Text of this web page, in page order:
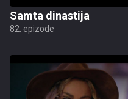
Samta dinastija
82. epizode